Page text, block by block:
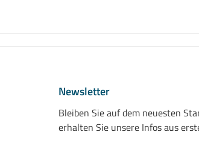
Newsletter
Bleiben Sie auf dem neuesten
erhalten Sie unsere Infos aus